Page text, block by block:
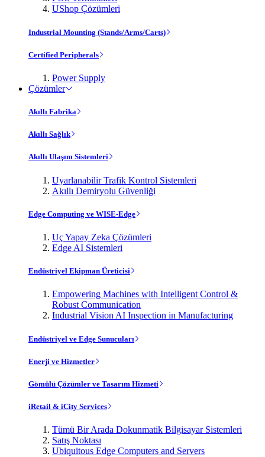
UShop Çözümleri
Industrial Mounting (Stands/Arms/Carts)
Certified Peripherals
Power Supply
Çözümler
Akıllı Fabrika
Akıllı Sağlık
Akıllı Ulaşım Sistemleri
Uyarlanabilir Trafik Kontrol Sistemleri
Akıllı Demiryolu Güvenliği
Edge Computing ve WISE-Edge
Uç Yapay Zeka Çözümleri
Edge AI Sistemleri
Endüstriyel Ekipman Üreticisi
Empowering Machines with Intelligent Control &
Robust Communication
Industrial Vision AI Inspection in Manufacturing
Endüstriyel ve Edge Sunucuları
Enerji ve Hizmetler
Gömülü Çözümler ve Tasarım Hizmeti
iRetail & iCity Services
Tümü Bir Arada Dokunmatik Bilgisayar Sistemleri
Satış Noktası
Ubiquitous Edge Computers and Servers